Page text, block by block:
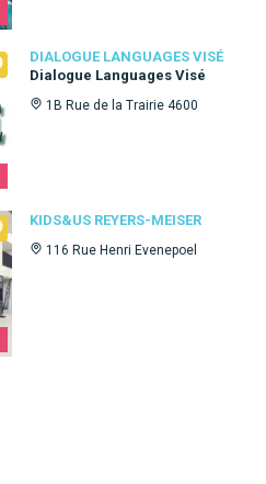
DIALOGUE LANGUAGES VISÉ
Dialogue Languages Visé
1B Rue de la Trairie 4600
KIDS&US REYERS-MEISER
116 Rue Henri Evenepoel